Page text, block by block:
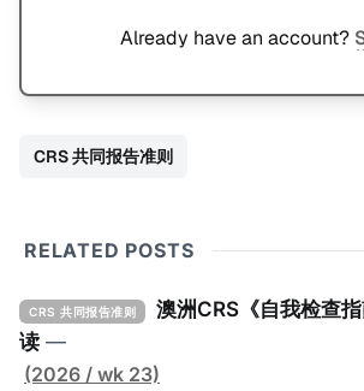
Already have an account?
CRS 共同报告准则
RELATED POSTS
CRS 共同报告准则
澳洲CRS《自我检查
读 —
(2026 / wk 23)